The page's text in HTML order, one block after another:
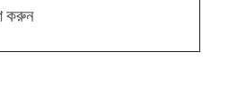
করুন